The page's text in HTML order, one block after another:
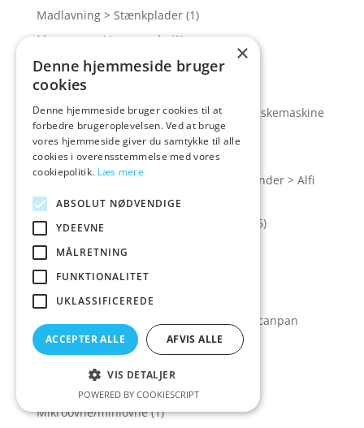
Madlavning > Stænkplader (1)
Massage og Varmepude (1)
Massageapparater (1)
Mærker > Bosch hvidevarer
Mærker > Bosch hvidevarer > Bosch opvaskemaskine
(4)
Mærker > Scandomestic hvidevarer
Mærker > Se flere mærker > Alfi Termokander > Alfi
kugle termokande (2)
Mærker > Se flere mærker > Hoptimist
(26)
Mærker > Se flere mærker > Kähler
Mærker > Se flere mærker > Lyngby
Mærker > Se flere mærker > Mepal
Mærker > Se flere mærker > Scanpan > Scanpan
skærebræt (1)
Mikroovne (6)
Mikroovne/miniovne (1)
×
Denne hjemmeside bruger
cookies
Denne hjemmeside bruger cookies til at
forbedre brugeroplevelsen. Ved at bruge
vores hjemmeside giver du samtykke til alle
cookies i overensstemmelse med vores
cookiepolitik. Læs mere
ABSOLUT NØDVENDIGE
YDEEVNE
MÅLRETNING
FUNKTIONALITET
UKLASSIFICEREDE
ACCEPTER ALLE AFVIS ALLE
VIS DETALJER
POWERED BY COOKIESCRIPT